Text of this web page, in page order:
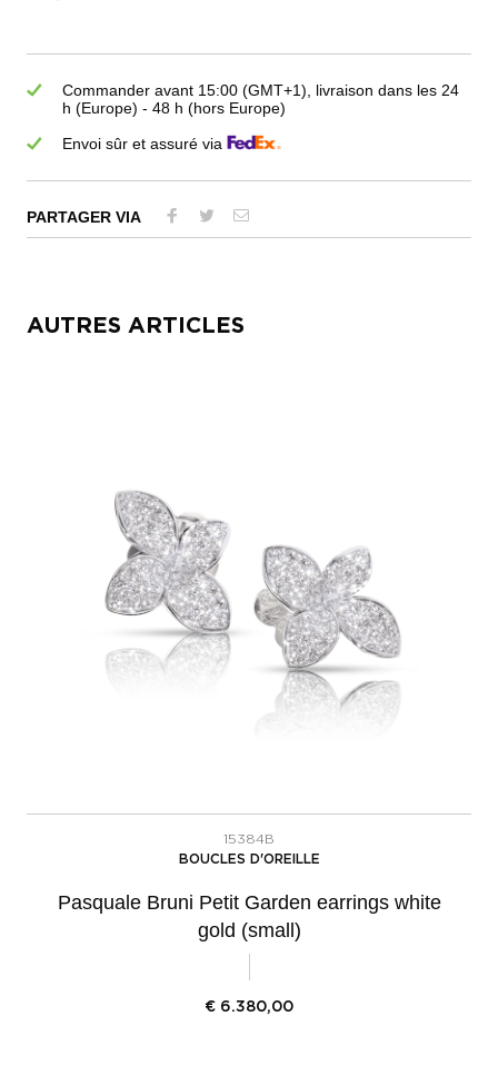
Commander avant 15:00 (GMT+1), livraison dans les 24
h (Europe) - 48 h (hors Europe)
Envoi sûr et assuré via
PARTAGER VIA
AUTRES ARTICLES
15384B
BOUCLES D'OREILLE
Pasquale Bruni Petit Garden earrings white
gold (small)
€ 6.380,00